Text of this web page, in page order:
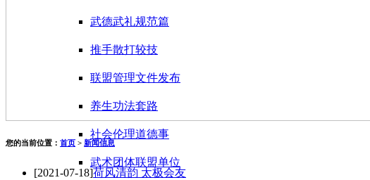
武德武礼规范篇
推手散打较技
联盟管理文件发布
养生功法套路
社会伦理道德事
武术团体联盟单位
您的当前位置： 首页 > 新闻信息
[2021-07-18]荷风清韵 太极会友